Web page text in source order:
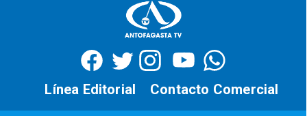
Contacto Comercial
Línea Editorial